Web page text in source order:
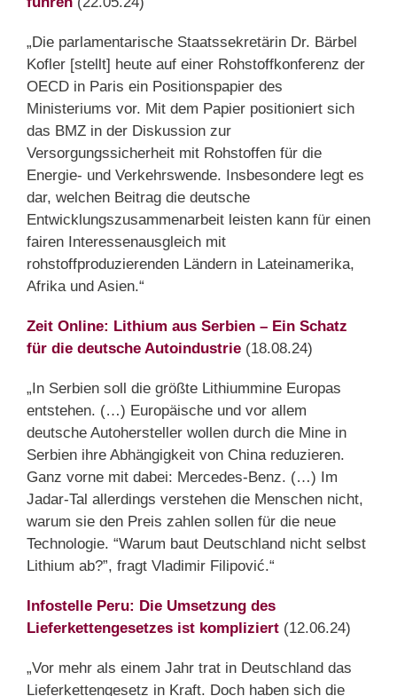
„Die parlamentarische Staatssekretärin Dr. Bärbel
Kofler [stellt] heute auf einer Rohstoffkonferenz der
OECD in Paris ein Positionspapier des
Ministeriums vor. Mit dem Papier positioniert sich
das BMZ in der Diskussion zur
Versorgungssicherheit mit Rohstoffen für die
Energie- und Verkehrswende. Insbesondere legt es
dar, welchen Beitrag die deutsche
Entwicklungszusammenarbeit leisten kann für einen
fairen Interessenausgleich mit
rohstoffproduzierenden Ländern in Lateinamerika,
Afrika und Asien.“
Zeit Online: Lithium aus Serbien – Ein Schatz
für die deutsche Autoindustrie (18.08.24)
„In Serbien soll die größte Lithiummine Europas
entstehen. (…) Europäische und vor allem
deutsche Autohersteller wollen durch die Mine in
Serbien ihre Abhängigkeit von China reduzieren.
Ganz vorne mit dabei: Mercedes-Benz. (…) Im
Jadar-Tal allerdings verstehen die Menschen nicht,
warum sie den Preis zahlen sollen für die neue
Technologie. “Warum baut Deutschland nicht selbst
Lithium ab?”, fragt Vladimir Filipović.“
Infostelle Peru: Die Umsetzung des
Lieferkettengesetzes ist kompliziert (12.06.24)
„Vor mehr als einem Jahr trat in Deutschland das
Lieferkettengesetz in Kraft. Doch haben sich die